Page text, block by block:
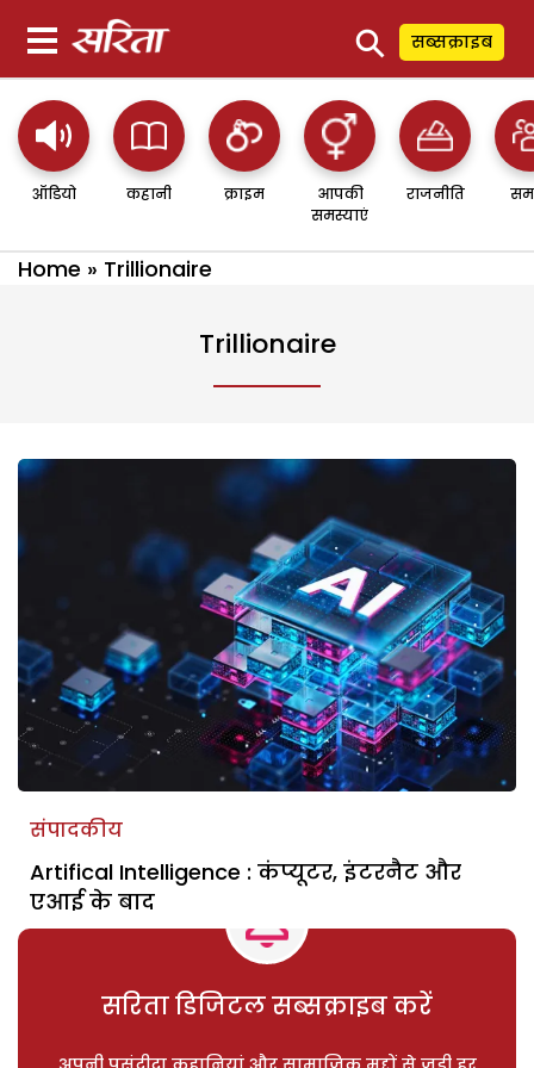
⚲ सब्सक्राइब
ऑडियो कहानी क्राइम
आपकी
समस्याएं
राजनीति
Home » Trillionaire
Trillionaire
संपादकीय
Artifical Intelligence : कंप्यूटर, इंटरनैट और
एआई के बाद
सरिता डिजिटल सब्सक्राइब करें